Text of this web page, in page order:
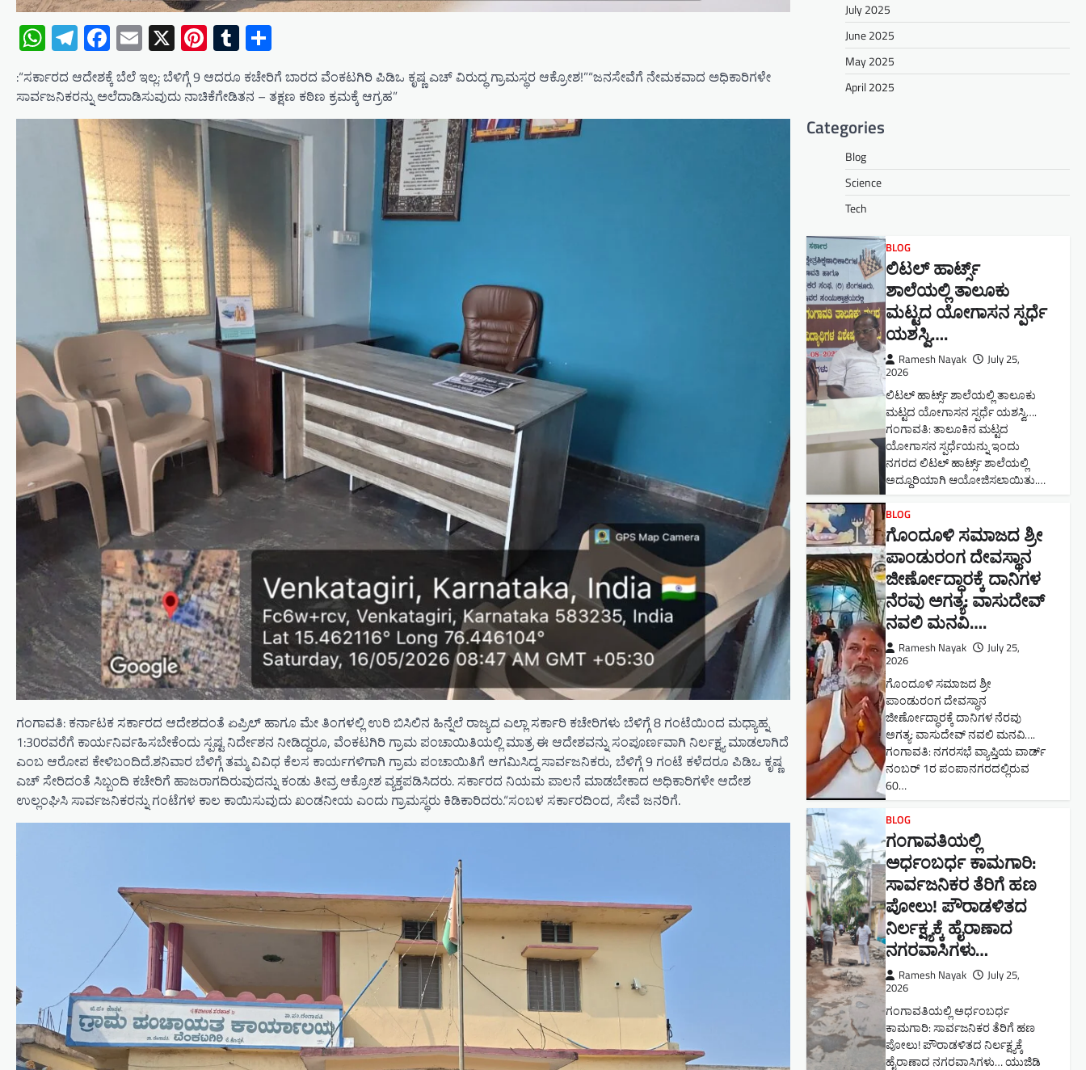
WhatsApp
Telegram
Facebook
Email
X Pinterest
Tumblr
:“ಸರ್ಕಾರದ ಆದೇಶಕ್ಕೆ ಬೆಲೆ ಇಲ್ಲ: ಬೆಳಿಗ್ಗೆ 9 ಆದರೂ ಕಚೇರಿಗೆ ಬಾರದ ವೆಂಕಟಗಿರಿ ಪಿಡಿಒ ಕೃಷ್ಣ ಎಚ್ ವಿರುದ್ಧ ಗ್ರಾಮಸ್ಥರ ಆಕ್ರೋಶ!”“ಜನಸೇವೆಗೆ ನೇಮಕವಾದ ಅಧಿಕಾರಿಗಳೇ
ಸಾರ್ವಜನಿಕರನ್ನು ಅಲೆದಾಡಿಸುವುದು ನಾಚಿಕೆಗೇಡಿತನ – ತಕ್ಷಣ ಕಠಿಣ ಕ್ರಮಕ್ಕೆ ಆಗ್ರಹ”
ಗಂಗಾವತಿ: ಕರ್ನಾಟಕ ಸರ್ಕಾರದ ಆದೇಶದಂತೆ ಏಪ್ರಿಲ್ ಹಾಗೂ ಮೇ ತಿಂಗಳಲ್ಲಿ ಉರಿ ಬಿಸಿಲಿನ ಹಿನ್ನೆಲೆ ರಾಜ್ಯದ ಎಲ್ಲಾ ಸರ್ಕಾರಿ ಕಚೇರಿಗಳು ಬೆಳಿಗ್ಗೆ 8 ಗಂಟೆಯಿಂದ ಮಧ್ಯಾಹ್ನ
1:30ರವರೆಗೆ ಕಾರ್ಯನಿರ್ವಹಿಸಬೇಕೆಂದು ಸ್ಪಷ್ಟ ನಿರ್ದೇಶನ ನೀಡಿದ್ದರೂ, ವೆಂಕಟಗಿರಿ ಗ್ರಾಮ ಪಂಚಾಯಿತಿಯಲ್ಲಿ ಮಾತ್ರ ಈ ಆದೇಶವನ್ನು ಸಂಪೂರ್ಣವಾಗಿ ನಿರ್ಲಕ್ಷ್ಯ ಮಾಡಲಾಗಿದೆ
ಎಂಬ ಆರೋಪ ಕೇಳಿಬಂದಿದೆ.ಶನಿವಾರ ಬೆಳಿಗ್ಗೆ ತಮ್ಮ ವಿವಿಧ ಕೆಲಸ ಕಾರ್ಯಗಳಿಗಾಗಿ ಗ್ರಾಮ ಪಂಚಾಯಿತಿಗೆ ಆಗಮಿಸಿದ್ದ ಸಾರ್ವಜನಿಕರು, ಬೆಳಿಗ್ಗೆ 9 ಗಂಟೆ ಕಳೆದರೂ ಪಿಡಿಒ ಕೃಷ್ಣ
ಎಚ್ ಸೇರಿದಂತೆ ಸಿಬ್ಬಂದಿ ಕಚೇರಿಗೆ ಹಾಜರಾಗದಿರುವುದನ್ನು ಕಂಡು ತೀವ್ರ ಆಕ್ರೋಶ ವ್ಯಕ್ತಪಡಿಸಿದರು. ಸರ್ಕಾರದ ನಿಯಮ ಪಾಲನೆ ಮಾಡಬೇಕಾದ ಅಧಿಕಾರಿಗಳೇ ಆದೇಶ
ಉಲ್ಲಂಘಿಸಿ ಸಾರ್ವಜನಿಕರನ್ನು ಗಂಟೆಗಳ ಕಾಲ ಕಾಯಿಸುವುದು ಖಂಡನೀಯ ಎಂದು ಗ್ರಾಮಸ್ಥರು ಕಿಡಿಕಾರಿದರು.“ಸಂಬಳ ಸರ್ಕಾರದಿಂದ, ಸೇವೆ ಜನರಿಗೆ.
July 2025
June 2025
May 2025
April 2025
Categories
Blog
Science
Tech
BLOG
ಲಿಟಲ್ ಹಾರ್ಟ್ಸ್
ಶಾಲೆಯಲ್ಲಿ ತಾಲೂಕು
ಮಟ್ಟದ ಯೋಗಾಸನ ಸ್ಪರ್ಧೆ
ಯಶಸ್ವಿ….
Ramesh Nayak
July 25,
2026
ಲಿಟಲ್ ಹಾರ್ಟ್ಸ್ ಶಾಲೆಯಲ್ಲಿ ತಾಲೂಕು
ಮಟ್ಟದ ಯೋಗಾಸನ ಸ್ಪರ್ಧೆ ಯಶಸ್ವಿ….
ಗಂಗಾವತಿ: ತಾಲೂಕಿನ ಮಟ್ಟದ
ಯೋಗಾಸನ ಸ್ಪರ್ಧೆಯನ್ನು ಇಂದು
ನಗರದ ಲಿಟಲ್ ಹಾರ್ಟ್ಸ್ ಶಾಲೆಯಲ್ಲಿ
ಅದ್ದೂರಿಯಾಗಿ ಆಯೋಜಿಸಲಾಯಿತು.…
BLOG
ಗೊಂದೂಳಿ ಸಮಾಜದ ಶ್ರೀ
ಪಾಂಡುರಂಗ ದೇವಸ್ಥಾನ
ಜೀರ್ಣೋದ್ಧಾರಕ್ಕೆ ದಾನಿಗಳ
ನೆರವು ಅಗತ್ಯ: ವಾಸುದೇವ್
ನವಲಿ ಮನವಿ​….
Ramesh Nayak
July 25,
2026
ಗೊಂದೂಳಿ ಸಮಾಜದ ಶ್ರೀ
ಪಾಂಡುರಂಗ ದೇವಸ್ಥಾನ
ಜೀರ್ಣೋದ್ಧಾರಕ್ಕೆ ದಾನಿಗಳ ನೆರವು
ಅಗತ್ಯ: ವಾಸುದೇವ್ ನವಲಿ ಮನವಿ​….
ಗಂಗಾವತಿ: ​ನಗರಸಭೆ ವ್ಯಾಪ್ತಿಯ ವಾರ್ಡ್
ನಂಬರ್ 1ರ ಪಂಪಾನಗರದಲ್ಲಿರುವ
60…
BLOG
ಗಂಗಾವತಿಯಲ್ಲಿ
ಅರ್ಧಂಬರ್ಧ ಕಾಮಗಾರಿ:
ಸಾರ್ವಜನಿಕರ ತೆರಿಗೆ ಹಣ
ಪೋಲು! ಪೌರಾಡಳಿತದ
ನಿರ್ಲಕ್ಷ್ಯಕ್ಕೆ ಹೈರಾಣಾದ
ನಗರವಾಸಿಗಳು​…
Ramesh Nayak
July 25,
2026
ಗಂಗಾವತಿಯಲ್ಲಿ ಅರ್ಧಂಬರ್ಧ
ಕಾಮಗಾರಿ: ಸಾರ್ವಜನಿಕರ ತೆರಿಗೆ ಹಣ
ಪೋಲು! ಪೌರಾಡಳಿತದ ನಿರ್ಲಕ್ಷ್ಯಕ್ಕೆ
ಹೈರಾಣಾದ ನಗರವಾಸಿಗಳು​… ಯುಜಿಡಿ